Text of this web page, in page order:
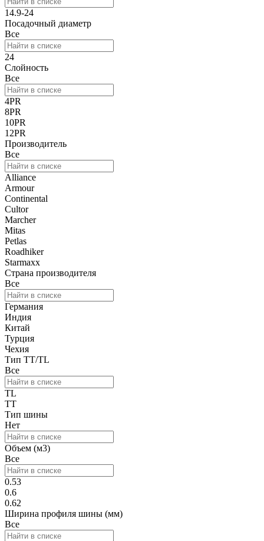
14.9-24
Посадочный диаметр
Все
24
Слойность
Все
4PR
8PR
10PR
12PR
Производитель
Все
Alliance
Armour
Continental
Cultor
Marcher
Mitas
Petlas
Roadhiker
Starmaxx
Страна производителя
Все
Германия
Индия
Китай
Турция
Чехия
Тип TT/TL
Все
TL
TT
Тип шины
Нет
Объем (м3)
Все
0.53
0.6
0.62
Ширина профиля шины (мм)
Все